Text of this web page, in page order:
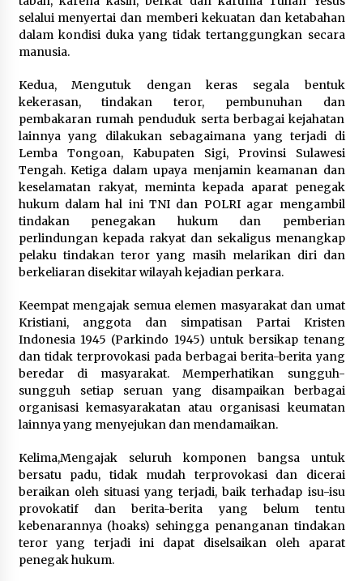
selalui menyertai dan memberi kekuatan dan ketabahan
dalam kondisi duka yang tidak tertanggungkan secara
manusia.
Kedua, Mengutuk dengan keras segala bentuk
kekerasan, tindakan teror, pembunuhan dan
pembakaran rumah penduduk serta berbagai kejahatan
lainnya yang dilakukan sebagaimana yang terjadi di
Lemba Tongoan, Kabupaten Sigi, Provinsi Sulawesi
Tengah. Ketiga dalam upaya menjamin keamanan dan
keselamatan rakyat, meminta kepada aparat penegak
hukum dalam hal ini TNI dan POLRI agar mengambil
tindakan penegakan hukum dan pemberian
perlindungan kepada rakyat dan sekaligus menangkap
pelaku tindakan teror yang masih melarikan diri dan
berkeliaran disekitar wilayah kejadian perkara.
Keempat mengajak semua elemen masyarakat dan umat
Kristiani, anggota dan simpatisan Partai Kristen
Indonesia 1945 (Parkindo 1945) untuk bersikap tenang
dan tidak terprovokasi pada berbagai berita-berita yang
beredar di masyarakat. Memperhatikan sungguh-
sungguh setiap seruan yang disampaikan berbagai
organisasi kemasyarakatan atau organisasi keumatan
lainnya yang menyejukan dan mendamaikan.
Kelima,Mengajak seluruh komponen bangsa untuk
bersatu padu, tidak mudah terprovokasi dan dicerai
beraikan oleh situasi yang terjadi, baik terhadap isu-isu
provokatif dan berita-berita yang belum tentu
kebenarannya (hoaks) sehingga penanganan tindakan
teror yang terjadi ini dapat diselsaikan oleh aparat
penegak hukum.